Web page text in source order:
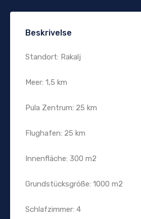
Beskrivelse
Standort: Rakalj
Meer: 1,5 km
Pula Zentrum: 25 km
Flughafen: 25 km
Innenfläche: 300 m2
Grundstücksgröße: 1000 m2
Schlafzimmer: 4